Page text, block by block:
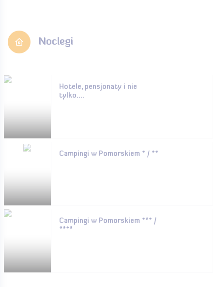
Noclegi
Hotele, pensjonaty i nie
tylko....
Campingi w Pomorskiem * / **
Campingi w Pomorskiem *** /
****